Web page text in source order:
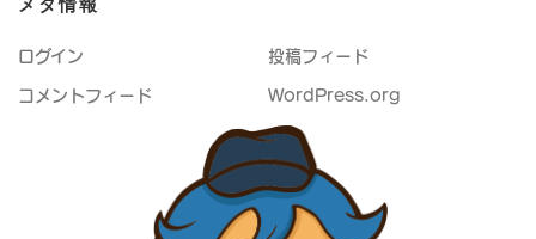
メタ情報
ログイン 投稿フィード
コメントフィード WordPress.org